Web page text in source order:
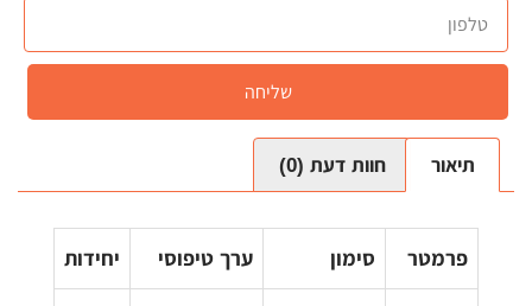
שליחה
תיאור חוות דעת (0)
פרמטר סימון ערך טיפוסי יחידות